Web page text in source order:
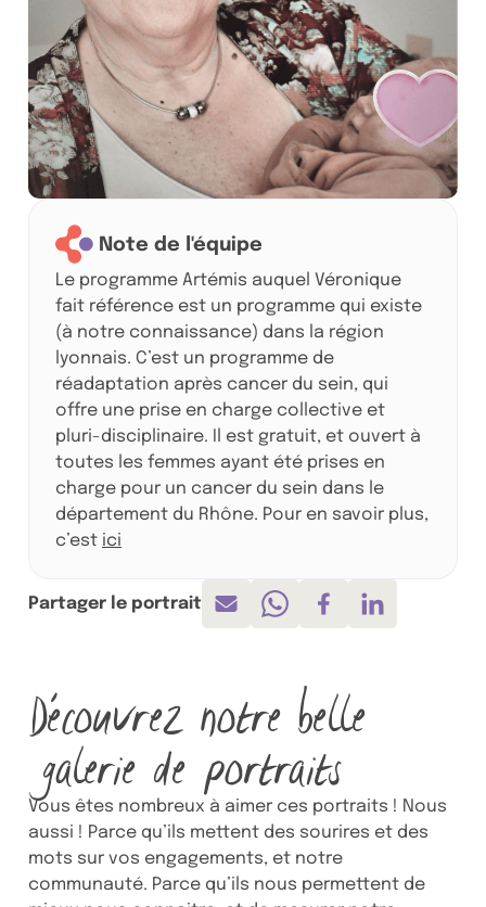
Note de l'équipe
Le programme Artémis auquel Véronique
fait référence est un programme qui existe
(à notre connaissance) dans la région
lyonnais. C’est un programme de
réadaptation après cancer du sein, qui
offre une prise en charge collective et
pluri-disciplinaire. Il est gratuit, et ouvert à
toutes les femmes ayant été prises en
charge pour un cancer du sein dans le
département du Rhône. Pour en savoir plus,
c’est ici
Partager le portrait Envoyer par mail
Partager sur Whatsapp
Partager sur
Partager sur
Découvrez notre belle
galerie de portraits
Vous êtes nombreux à aimer ces portraits ! Nous
aussi ! Parce qu’ils mettent des sourires et des
mots sur vos engagements, et notre
communauté. Parce qu’ils nous permettent de